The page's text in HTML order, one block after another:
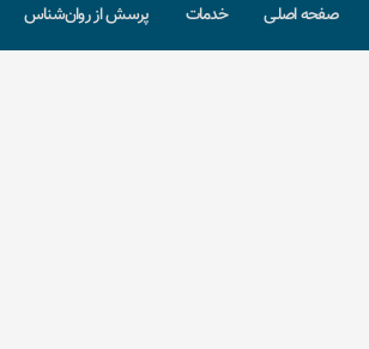
صفحه اصلـی خدمات پرسش از روان‌شناس